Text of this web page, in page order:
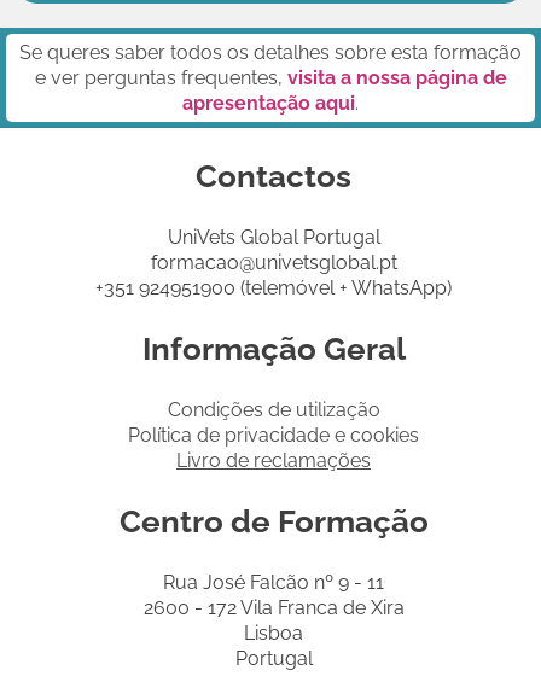
Se queres saber todos os detalhes sobre esta formação
e ver perguntas frequentes, visita a nossa página de
apresentação aqui.
Contactos
UniVets Global Portugal
formacao@univetsglobal.pt
+351 924951900 (telemóvel + WhatsApp)
Informação Geral
Condições de utilização
Política de privacidade e cookies
Livro de reclamações
Centro de Formação
Rua José Falcão nº 9 - 11
2600 - 172 Vila Franca de Xira
Lisboa
Portugal